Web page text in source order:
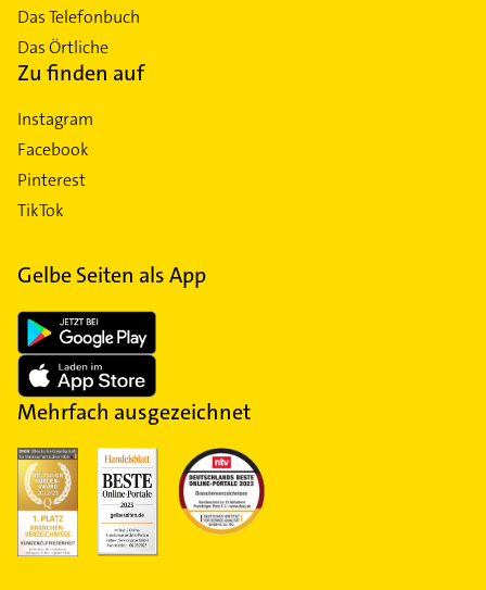
Das Telefonbuch
Das Örtliche
Zu finden auf
Instagram
Facebook
Pinterest
TikTok
Gelbe Seiten als App
Mehrfach ausgezeichnet